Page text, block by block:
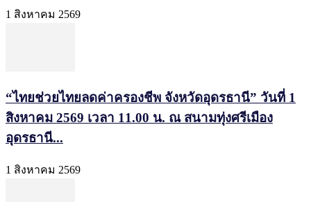
1 สิงหาคม 2569
“ไทยช่วยไทยลดค่าครองชีพ จังหวัดอุดรธานี” วันที่ 1
สิงหาคม 2569 เวลา 11.00 น. ณ สนามทุ่งศรีเมือง
อุดรธานี...
1 สิงหาคม 2569